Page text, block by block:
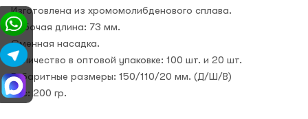
Изготовлена из хромомолибденового сплава.
Рабочая длина: 73 мм.
Сменная насадка.
Количество в оптовой упаковке: 100 шт. и 20 шт.
Габаритные размеры: 150/110/20 мм. (Д/Ш/В)
Вес: 200 гр.